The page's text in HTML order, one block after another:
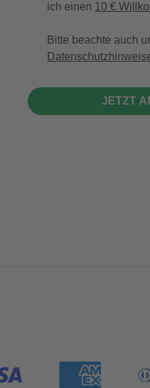
ich einen 10 €
Bitte beachte auch
JETZT